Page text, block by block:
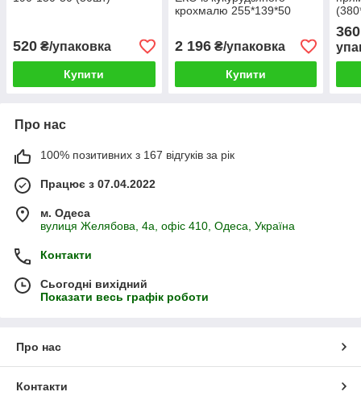
520 ₴/упаковка
Купити
крохмалю 255*139*50
2 196₴/упаковка
Купити
Про нас
100% позитивних з 167 відгуків за рік
Працює з 07.04.2022
м. Одеса
вулиця Желябова, 4а, офіс 410, Одеса, Україна
Контакти
Сьогодні вихідний
Показати весь графік роботи
Про нас
Контакти